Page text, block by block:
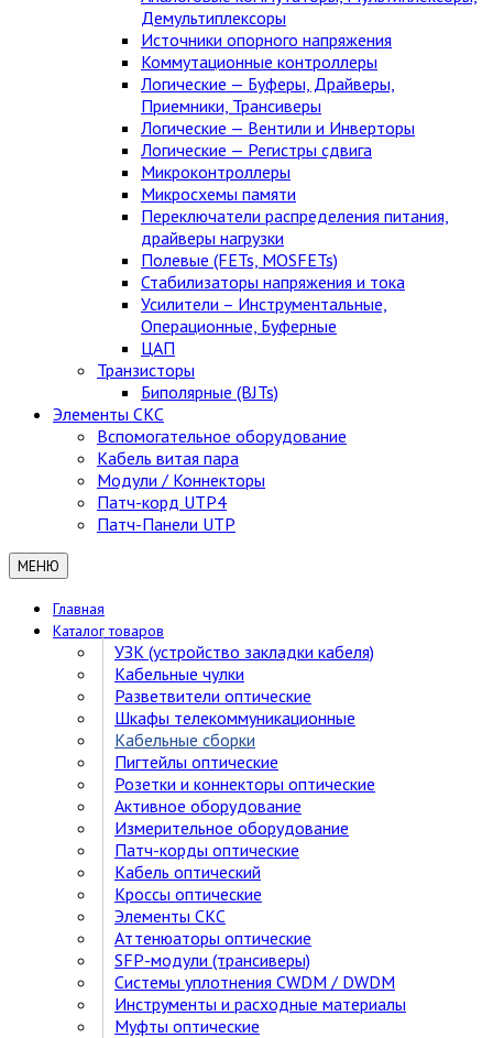
Демультиплексоры
Источники опорного напряжения
Коммутационные контроллеры
Логические — Буферы, Драйверы,
Приемники, Трансиверы
Логические — Вентили и Инверторы
Логические — Регистры сдвига
Микроконтроллеры
Микросхемы памяти
Переключатели распределения питания,
драйверы нагрузки
Полевые (FETs, MOSFETs)
Стабилизаторы напряжения и тока
Усилители – Инструментальные,
Операционные, Буферные
ЦАП
Транзисторы
Биполярные (BJTs)
Элементы СКС
Вспомогательное оборудование
Кабель витая пара
Модули / Коннекторы
Патч-корд UTP4
Патч-Панели UTP
МЕНЮ
Главная
Каталог товаров
УЗК (устройство закладки кабеля)
Кабельные чулки
Разветвители оптические
Шкафы телекоммуникационные
Кабельные сборки
Пигтейлы оптические
Розетки и коннекторы оптические
Активное оборудование
Измерительное оборудование
Патч-корды оптические
Кабель оптический
Кроссы оптические
Элементы СКС
Аттенюаторы оптические
SFP-модули (трансиверы)
Cистемы уплотнения CWDM / DWDM
Инструменты и расходные материалы
Муфты оптические